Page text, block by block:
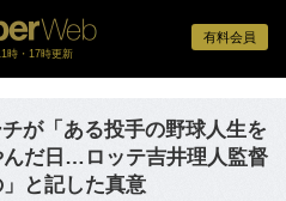
有料会員
時・17時更新
が「ある投手の野球人生を
だ日…ロッテ吉井理人監督
」と記した真意